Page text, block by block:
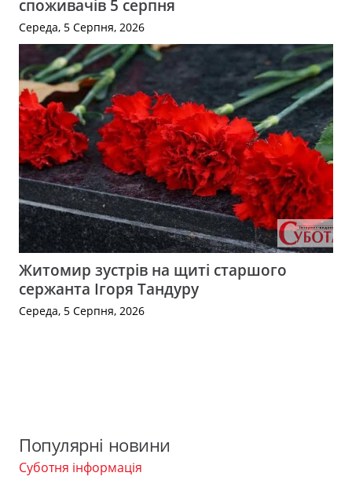
споживачів 5 серпня
Середа, 5 Серпня, 2026
Житомир зустрів на щиті старшого
сержанта Ігоря Тандуру
Середа, 5 Серпня, 2026
Популярні новини
Суботня інформація